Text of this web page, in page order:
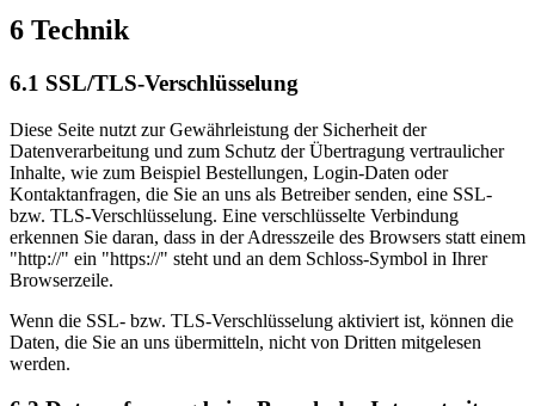
6 Technik
6.1 SSL/TLS-Verschlüsselung
Diese Seite nutzt zur Gewährleistung der Sicherheit der
Datenverarbeitung und zum Schutz der Übertragung vertraulicher
Inhalte, wie zum Beispiel Bestellungen, Login-Daten oder
Kontaktanfragen, die Sie an uns als Betreiber senden, eine SSL-
bzw. TLS-Verschlüsselung. Eine verschlüsselte Verbindung
erkennen Sie daran, dass in der Adresszeile des Browsers statt einem
"http://" ein "https://" steht und an dem Schloss-Symbol in Ihrer
Browserzeile.
Wenn die SSL- bzw. TLS-Verschlüsselung aktiviert ist, können die
Daten, die Sie an uns übermitteln, nicht von Dritten mitgelesen
werden.